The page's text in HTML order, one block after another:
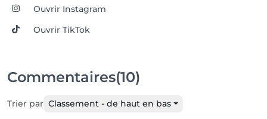
Ouvrir Instagram
Ouvrir TikTok
Commentaires(10)
Trier par Classement - de haut en bas